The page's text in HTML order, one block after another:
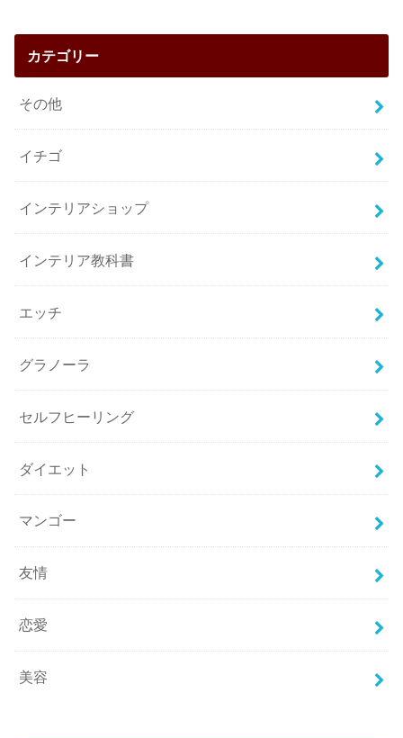
カテゴリー
その他
イチゴ
インテリアショップ
インテリア教科書
エッチ
グラノーラ
セルフヒーリング
ダイエット
マンゴー
友情
恋愛
美容